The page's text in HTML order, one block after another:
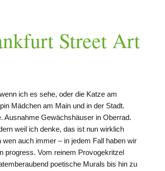
Street Art
ich es sehe, oder die Katze am
Mädchen am Main und in der Stadt.
Ausnahme Gewächshäuser in Oberrad.
weil ich denke, das ist nun wirklich
auch immer – in jedem Fall haben wir
progress. Vom reinem Provogekritzel
poetische Murals bis hin zu